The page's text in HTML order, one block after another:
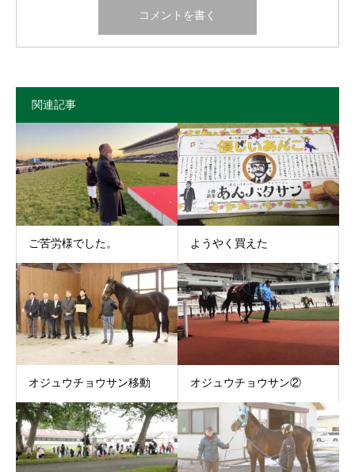
関連記事
ご苦労様でした。 ようやく買えた
オジュウチョウサン移動 オジュウチョウサン②